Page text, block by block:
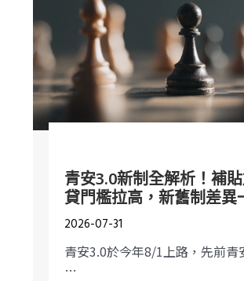
青安3.0新制全解析！補
貸門檻拉高，新舊制差異
2026-07-31
青安3.0於今年8/1上路，先前青
…